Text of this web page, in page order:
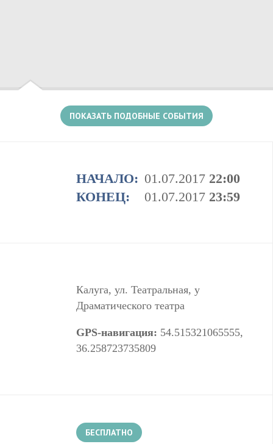
ПОКАЗАТЬ ПОДОБНЫЕ СОБЫТИЯ
НАЧАЛО: 01.07.2017 22:00
КОНЕЦ:
01.07.2017 23:59
Калуга, ул. Театральная, у
Драматического театра
GPS-навигация: 54.515321065555,
36.258723735809
БЕСПЛАТНО